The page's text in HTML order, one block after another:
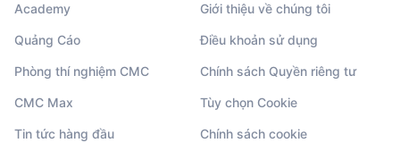
Academy
Quảng Cáo
Phòng thí nghiệm CMC
CMC Max
Tin tức hàng đầu
Giới thiệu về chúng tôi
Điều khoản sử dụng
Chính sách Quyền riêng tư
Tùy chọn Cookie
Chính sách cookie